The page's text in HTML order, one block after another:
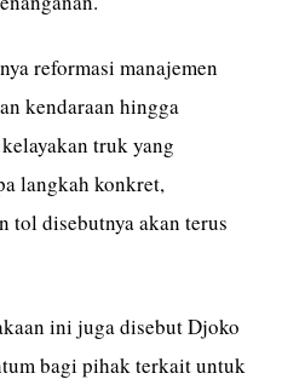
reformasi manajemen
kendaraan hingga
truk yang
langkah konkret,
tol disebutnya akan terus
ini juga disebut Djoko
bagi pihak terkait untuk